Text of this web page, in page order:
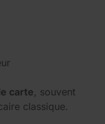
carte, souvent
classique.